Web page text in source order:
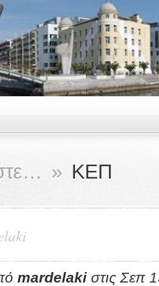
» ΚΕΠ
mardelaki στις Σεπ